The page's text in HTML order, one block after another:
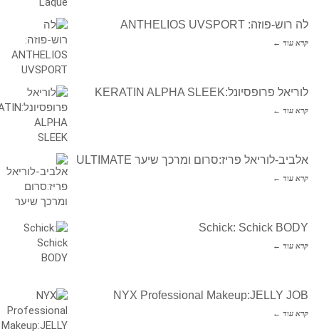
לה רוש-פוזה: ANTHELIOS UVSPORT
קרא עוד ←
לוריאל פרופסיונל:KERATIN ALPHA SLEEK
קרא עוד ←
אלביב-לוריאל פריז:סרום ומרכך שיער ULTIMATE
קרא עוד ←
Schick: Schick BODY
קרא עוד ←
NYX Professional Makeup:JELLY JOB
קרא עוד ←